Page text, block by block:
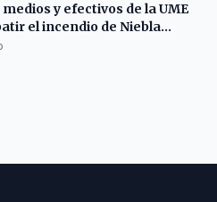
y efectivos de la UME
el incendio de Niebla